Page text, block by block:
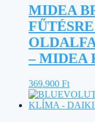
MIDEA
– MIDEA
369.900 Ft